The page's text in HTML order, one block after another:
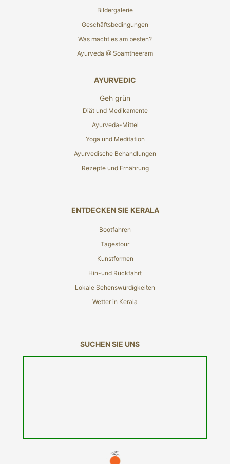
Bildergalerie
Geschäftsbedingungen
Was macht es am besten?
Ayurveda @ Soamtheeram
AYURVEDIC
Geh grün
Diät und Medikamente
Ayurveda-Mittel
Yoga und Meditation
Ayurvedische Behandlungen
Rezepte und Ernährung
ENTDECKEN SIE KERALA
Bootfahren
Tagestour
Kunstformen
Hin-und Rückfahrt
Lokale Sehenswürdigkeiten
Wetter in Kerala
SUCHEN SIE UNS